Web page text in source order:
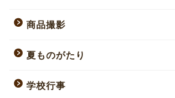
商品撮影
夏ものがたり
学校行事